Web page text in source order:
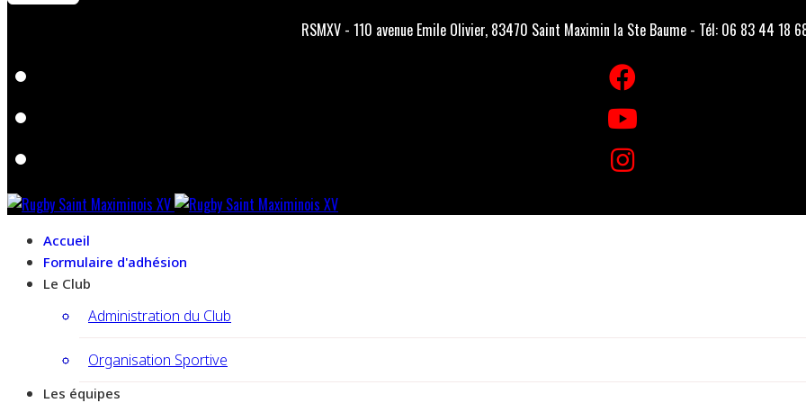
RSMXV - 110 avenue Emile Olivier, 83470 Saint Maximin la Ste Baume - Tél: 06 83 44 18
Accueil
Formulaire d'adhésion
Le Club
Administration du Club
Organisation Sportive
Les équipes